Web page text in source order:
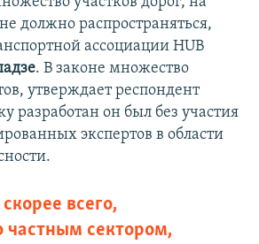
должно распространяться,
ассоциации HUB
. В законе множество
утверждает респондент
разработан он был без участия
экспертов в области
всего,
частным сектором,